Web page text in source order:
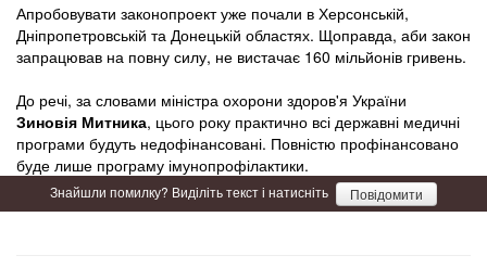
Апробовувати законопроект уже почали в Херсонській,
Дніпропетровській та Донецькій областях. Щоправда, аби закон
запрацював на повну силу, не вистачає 160 мільйонів гривень.
До речі, за словами міністра охорони здоров'я України
Зиновія Митника, цього року практично всі державні медичні
програми будуть недофінансовані. Повністю профінансовано
буде лише програму імунопрофілактики.
Знайшли помилку? Виділіть текст і натисніть Повідомити